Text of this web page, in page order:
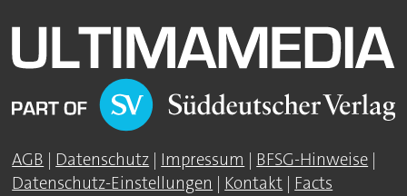
AGB | Datenschutz | Impressum | BFSG-Hinweise |
Datenschutz-Einstellungen | Kontakt | Facts